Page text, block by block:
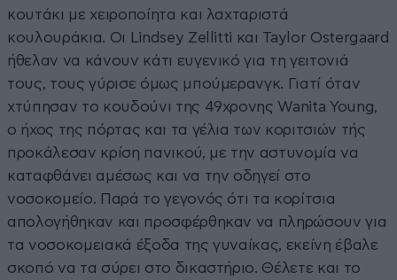
κουτάκι με χειροποίητα και λαχταριστά
κουλουράκια. Οι Lindsey Zellitti και Taylor Ostergaard
ήθελαν να κάνουν κάτι ευγενικό για τη γειτονιά
τους, τους γύρισε όμως μπούμερανγκ. Γιατί όταν
χτύπησαν το κουδούνι της 49χρονης Wanita Young,
ο ήχος της πόρτας και τα γέλια των κοριτσιών τής
προκάλεσαν κρίση πανικού, με την αστυνομία να
καταφθάνει αμέσως και να την οδηγεί στο
νοσοκομείο. Παρά το γεγονός ότι τα κορίτσια
απολογήθηκαν και προσφέρθηκαν να πληρώσουν για
τα νοσοκομειακά έξοδα της γυναίκας, εκείνη έβαλε
σκοπό να τα σύρει στο δικαστήριο. Θέλετε και το